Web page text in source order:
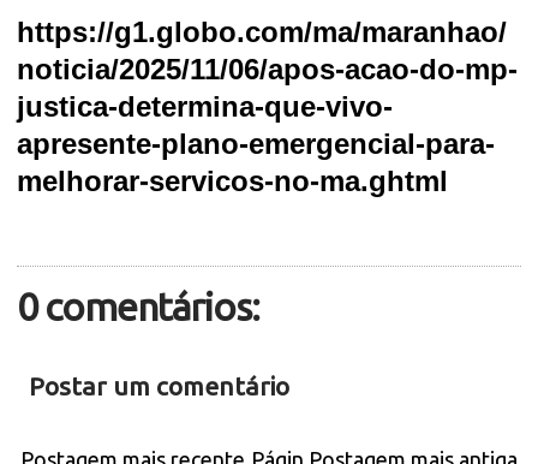
https://g1.globo.com/ma/maranhao/
noticia/2025/11/06/apos-acao-do-mp-
justica-determina-que-vivo-
apresente-plano-emergencial-para-
melhorar-servicos-no-ma.ghtml
0 comentários:
Postar um comentário